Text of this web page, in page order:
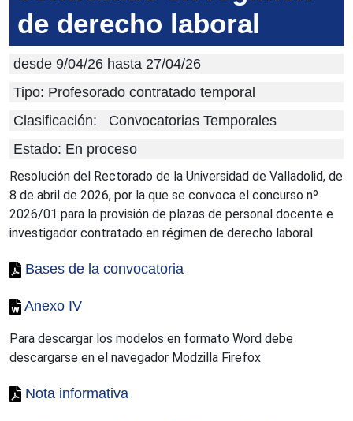
de derecho laboral
desde 9/04/26 hasta 27/04/26
Tipo: Profesorado contratado temporal
Clasificación:
Convocatorias Temporales
Estado: En proceso
Resolución del Rectorado de la Universidad de Valladolid, de
8 de abril de 2026, por la que se convoca el concurso nº
2026/01 para la provisión de plazas de personal docente e
investigador contratado en régimen de derecho laboral.
Bases de la convocatoria
Anexo IV
Para descargar los modelos en formato Word debe
descargarse en el navegador Modzilla Firefox
Nota informativa